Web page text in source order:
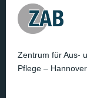
Zentrum für Aus-
Pflege – Hannover